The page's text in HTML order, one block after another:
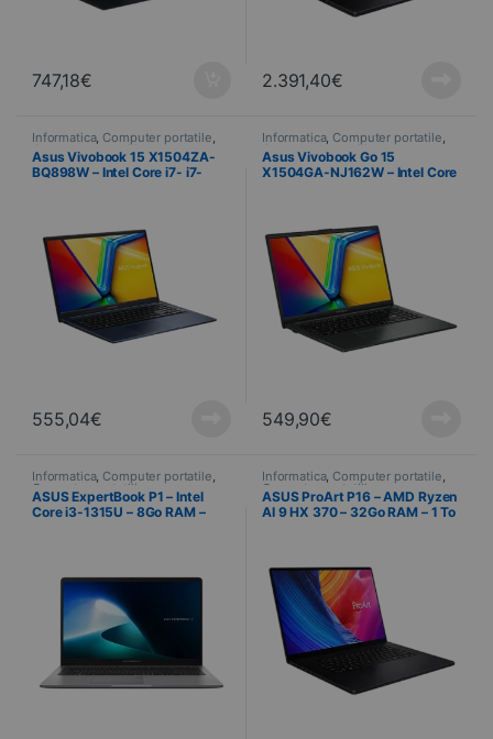
747,18€ 2.391,40€
Informatica, Computer portatile
Computer portatili
Asus Vivobook 15 X1504ZA-
BQ898W – Intel Core i7- i7-
555,04€
Informatica, Computer portatile
Computer portatili
Asus Vivobook Go 15
X1504GA-NJ162W – Intel Core
549,90€
Informatica, Computer portatile,
Computer portatili
ASUS ExpertBook P1 – Intel
Core i3-1315U – 8Go RAM –
Informatica, Computer portatile,
Computer portatili
ASUS ProArt P16 – AMD Ryzen
AI 9 HX 370 – 32Go RAM – 1 To